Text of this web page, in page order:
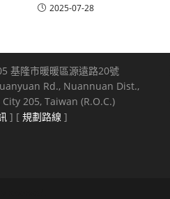
2025-07-28
基隆市暖暖區源遠路20號
Rd., Nuannuan Dist.,
205, Taiwan (R.O.C.)
] [ 規劃路線 ]